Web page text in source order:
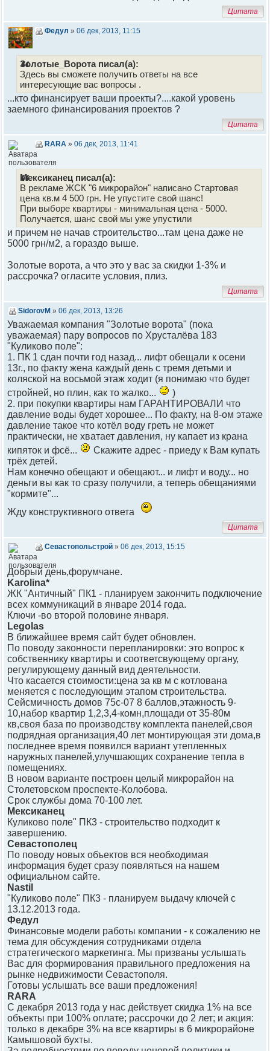
Цитата
Федул » 06 дек, 2013, 11:15
Золотые_Ворота писал(а):
Здесь вы сможете получить ответы на все
интересующие вас вопросы .
...кто финансирует ваши проекты?....какой уровень
заемного финансирования проектов ?
Цитата
RARA » 06 дек, 2013, 11:41
Мексиканец писал(а):
В рекламе ЖСК "6 микрорайон" написано Стартовая
цена кв.м 4 500 грн. Не упустите свой шанс!
При выборе квартиры - минимальная цена - 5000.
Получается, шанс свой мы уже упустили
и причем не начав строительство...там цена даже не
5000 грн/м2, а гораздо выше.
Золотые ворота, а что это у вас за скидки 1-3% и
рассрочка? огласите условия, плиз.
Цитата
SidorovM » 06 дек, 2013, 13:26
Уважаемая компания "Золотые ворота" (пока
уважаемая) пару вопросов по Хрусталёва 183
"Куликово поле":
1. ПК 1 сдан почти год назад... лифт обещали к осени
13г., по факту жена каждый день с тремя детьми и
коляской на восьмой этаж ходит (я понимаю что будет
стройней, но плин, как то жалко...
)
2. при покупки квартиры нам ГАРАНТИРОВАЛИ что
давление воды будет хорошее... По факту, на 8-ом этаже
давление такое что котёл воду греть не может
практически, не хватает давления, ну капает из крана
кипяток и фсё...
Скажите адрес - приеду к Вам купать
трёх детей.
Нам конечно обещают и обещают... и лифт и воду... но
деньги вы как то сразу получили, а теперь обещаниями
"кормите"...
Жду конструктивного ответа
Цитата
Севастопольстрой » 06 дек, 2013, 15:15
Добрый день,форумчане.
Karolina*
ЖК "Античный" ПК1 - планируем закончить подключение
всех коммуникаций в январе 2014 года.
Ключи -во второй половине января.
Legolas
В ближайшее время сайт будет обновлен.
По поводу законности перепланировки: это вопрос к
собственнику квартиры и соответсвующему органу,
регулирующему данный вид деятельности.
Что касается стоимости:цена за кв м с котлована
меняется с последующим этапом строительства.
Сейсмичность домов 75с-07 8 баллов,этажность 9-
10,набор квартир 1,2,3,4-комн,площади от 35-80м
кв,своя база по производству комплекта панелей,своя
подрядная организация,40 лет монтирующая эти дома,в
последнее время появился вариант утепленных
наружных панелей,улучшающих сохранение тепла в
помещениях.
В новом варианте построен целый микрорайон на
Столетовском проспекте-Колобова.
Срок службы дома 70-100 лет.
Мексиканец
Куликово поле" ПК3 - строительство подходит к
завершению.
Севастополец
По поводу новых объектов вся необходимая
информация будет сразу появляться на нашем
официальном сайте.
Nastil
"Куликово поле" ПК3 - планируем выдачу ключей с
13.12.2013 года.
Федул
Финансовые модели работы компании - к сожалению не
тема для обсуждения сотрудниками отдела
стратегического маркетинга. Мы призваны услышать
Вас для формирования правильного предложения на
рынке недвижимости Севастополя.
Готовы услышать все ваши предложения!
RARA
С декабря 2013 года у нас действует скидка 1% на все
объекты при 100% оплате; рассрочки до 2 лет; и акция:
только в декабре 3% на все квартиры в 6 микрорайоне
Камышовой бухты.